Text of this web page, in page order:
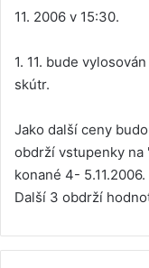
11. 2006 v 15:30.
1. 11. bude
skútr.
Jako další ceny
obdrží vstupenky na
konané 4- 5.11.2006.
Další 3 obdrží